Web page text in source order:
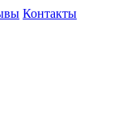
Контакты